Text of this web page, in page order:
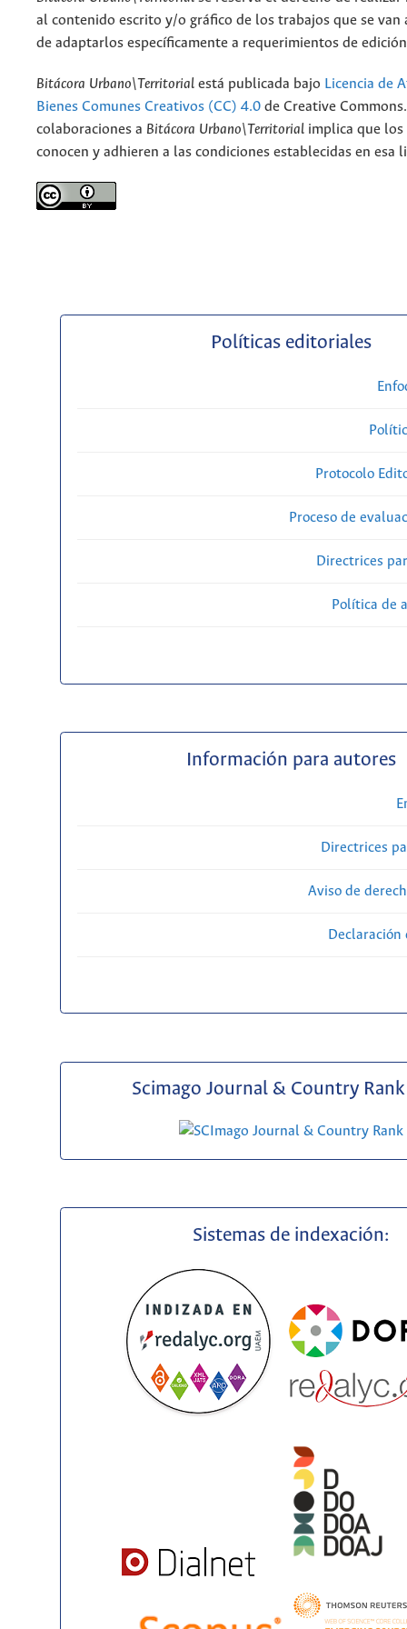
al contenido escrito y/o gráfico de los trabajos que se van
de adaptarlos específicamente a requerimientos de
Bitácora Urbano\Territorial está publicada bajo Licencia de
Bienes Comunes Creativos (CC) 4.0 de Creative
colaboraciones a Bitácora Urbano\Territorial implica que los
conocen y adhieren a las condiciones establecidas en esa
Políticas editoriales
Protocolo
Proceso de
Directrices
Política de
Información para autores
Directrices
Aviso de
Scimago Journal & Country Rank
Sistemas de indexación: